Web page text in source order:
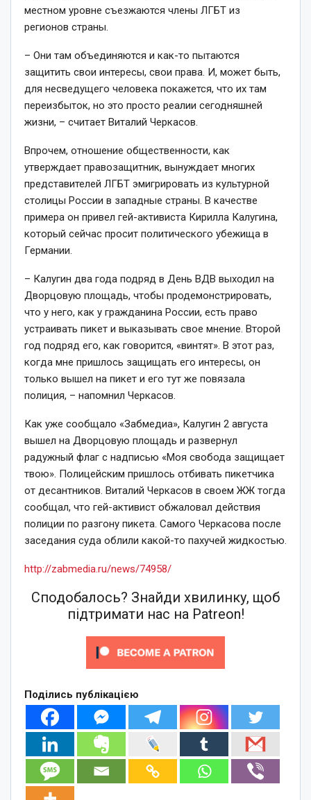
местном уровне съезжаются члены ЛГБТ из
регионов страны.
– Они там объединяются и как-то пытаются
защитить свои интересы, свои права. И, может быть,
для несведущего человека покажется, что их там
переизбыток, но это просто реалии сегодняшней
жизни, – считает Виталий Черкасов.
Впрочем, отношение общественности, как
утверждает правозащитник, вынуждает многих
представителей ЛГБТ эмигрировать из культурной
столицы России в западные страны. В качестве
примера он привел гей-активиста Кирилла Калугина,
который сейчас просит политического убежища в
Германии.
– Калугин два года подряд в День ВДВ выходил на
Дворцовую площадь, чтобы продемонстрировать,
что у него, как у гражданина России, есть право
устраивать пикет и выказывать свое мнение. Второй
год подряд его, как говорится, «винтят». В этот раз,
когда мне пришлось защищать его интересы, он
только вышел на пикет и его тут же повязала
полиция, – напомнил Черкасов.
Как уже сообщало «Забмедиа», Калугин 2 августа
вышел на Дворцовую площадь и развернул
радужный флаг с надписью «Моя свобода защищает
твою». Полицейским пришлось отбивать пикетчика
от десантников. Виталий Черкасов в своем ЖЖ тогда
сообщал, что гей-активист обжаловал действия
полиции по разгону пикета. Самого Черкасова после
заседания суда облили какой-то пахучей жидкостью.
http://zabmedia.ru/news/74958/
Сподобалось? Знайди хвилинку, щоб
підтримати нас на Patreon!
Поділись публікацією